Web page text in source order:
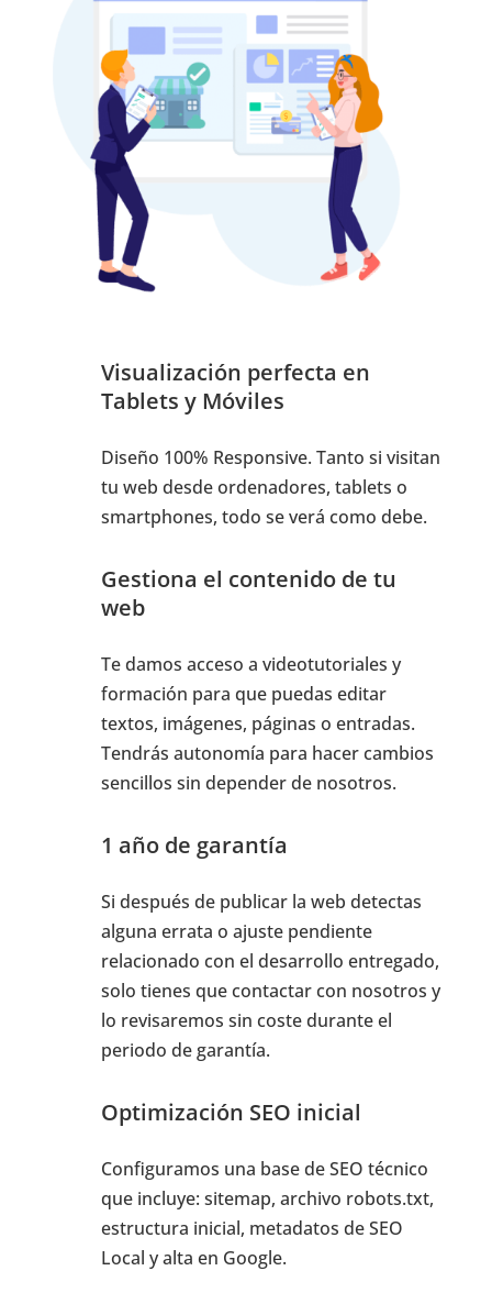
Visualización perfecta en
Tablets y Móviles
Diseño 100% Responsive. Tanto si visitan
tu web desde ordenadores, tablets o
smartphones, todo se verá como debe.
Gestiona el contenido de tu
web
Te damos acceso a videotutoriales y
formación para que puedas editar
textos, imágenes, páginas o entradas.
Tendrás autonomía para hacer cambios
sencillos sin depender de nosotros.
1 año de garantía
Si después de publicar la web detectas
alguna errata o ajuste pendiente
relacionado con el desarrollo entregado,
solo tienes que contactar con nosotros y
lo revisaremos sin coste durante el
periodo de garantía.
Optimización SEO inicial
Configuramos una base de SEO técnico
que incluye: sitemap, archivo robots.txt,
estructura inicial, metadatos de SEO
Local y alta en Google.